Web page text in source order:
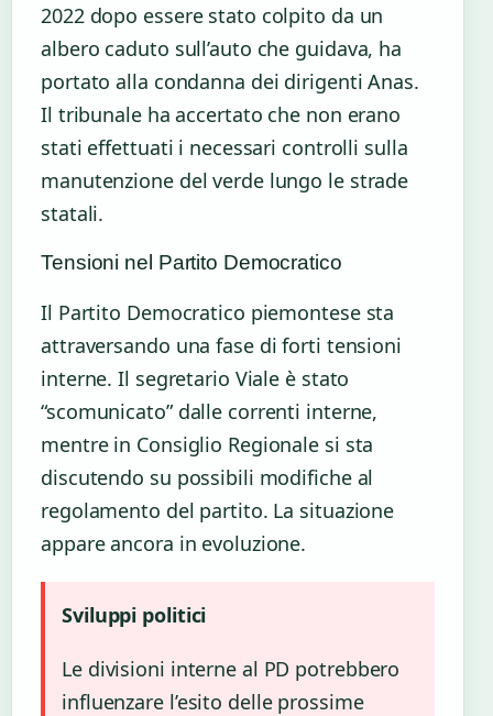
2022 dopo essere stato colpito da un
albero caduto sull’auto che guidava, ha
portato alla condanna dei dirigenti Anas.
Il tribunale ha accertato che non erano
stati effettuati i necessari controlli sulla
manutenzione del verde lungo le strade
statali.
Tensioni nel Partito Democratico
Il Partito Democratico piemontese sta
attraversando una fase di forti tensioni
interne. Il segretario Viale è stato
“scomunicato” dalle correnti interne,
mentre in Consiglio Regionale si sta
discutendo su possibili modifiche al
regolamento del partito. La situazione
appare ancora in evoluzione.
Sviluppi politici
Le divisioni interne al PD potrebbero
influenzare l’esito delle prossime